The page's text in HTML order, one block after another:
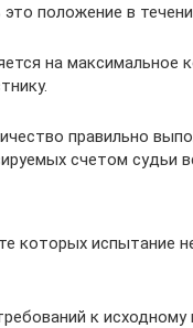
положение в
на максимальное
правильно
счетом судьи
которых испытание
к